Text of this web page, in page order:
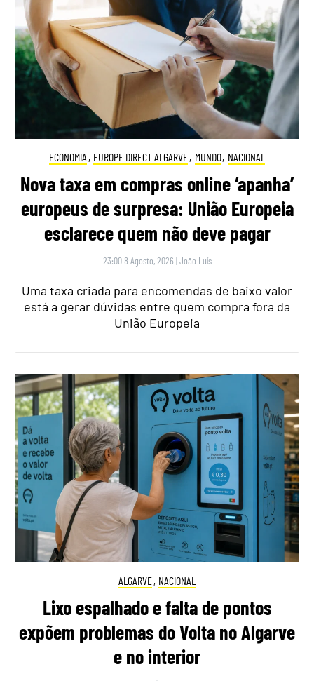
ECONOMIA , EUROPE DIRECT ALGARVE, MUNDO, NACIONAL
Nova taxa em compras online ‘apanha’
europeus de surpresa: União Europeia
esclarece quem não deve pagar
23:00 8 Agosto, 2026 |João Luís
Uma taxa criada para encomendas de baixo valor
está a gerar dúvidas entre quem compra fora da
União Europeia
ALGARVE, NACIONAL
Lixo espalhado e falta de pontos
expõem problemas do Volta no Algarve
e no interior